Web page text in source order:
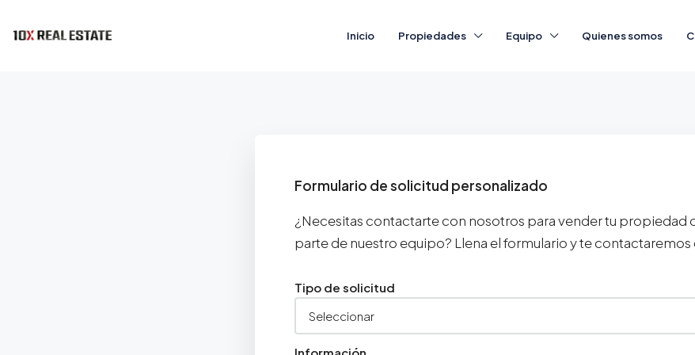
Inicio Propiedades Equipo Quienes somos
Formulario de solicitud personalizado
¿Necesitas contactarte con nosotros para vender tu propiedad
parte de nuestro equipo? Llena el formulario y te contactaremos
Tipo de solicitud